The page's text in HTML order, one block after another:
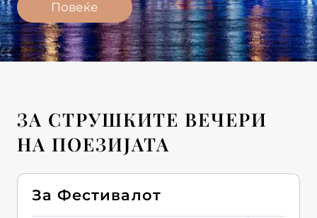
Повеќе
ЗА СТРУШКИТЕ ВЕЧЕРИ
НА ПОЕЗИЈАТА
За Фестивалот